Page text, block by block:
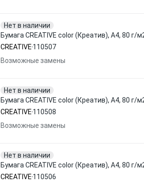
Нет в наличии
Бумага CREATIVE color (Креатив), А4, 80 г/
CREATIVE 110507
Возможные замены
Нет в наличии
Бумага CREATIVE color (Креатив), А4, 80 г/
CREATIVE 110508
Возможные замены
Нет в наличии
Бумага CREATIVE color (Креатив), А4, 80
CREATIVE 110506